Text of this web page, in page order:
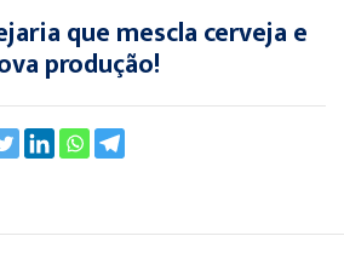
que mescla cerveja e
produção!